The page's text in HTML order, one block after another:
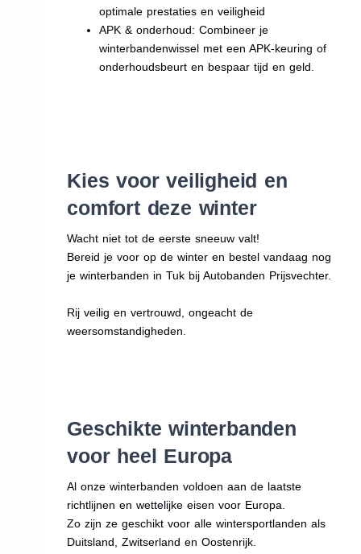
optimale prestaties en veiligheid
APK & onderhoud: Combineer je
winterbandenwissel met een APK-keuring of
onderhoudsbeurt en bespaar tijd en geld.
Kies voor veiligheid en
comfort deze winter
Wacht niet tot de eerste sneeuw valt!
Bereid je voor op de winter en bestel vandaag nog
je winterbanden in Tuk bij Autobanden Prijsvechter.
Rij veilig en vertrouwd, ongeacht de
weersomstandigheden.
Geschikte winterbanden
voor heel Europa
Al onze winterbanden voldoen aan de laatste
richtlijnen en wettelijke eisen voor Europa.
Zo zijn ze geschikt voor alle wintersportlanden als
Duitsland, Zwitserland en Oostenrijk.